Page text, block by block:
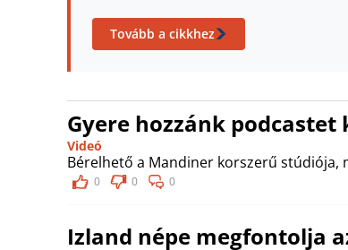
Tovább a cikkhez
Gyere hozzánk podcastet
Videó
Bérelhető a Mandiner korszerű stúdiója,
0 0 0
Izland népe megfontolja